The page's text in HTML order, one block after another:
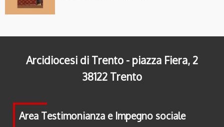
Arcidiocesi di Trento - piazza Fiera, 2
38122 Trento
Area Testimonianza e Impegno sociale